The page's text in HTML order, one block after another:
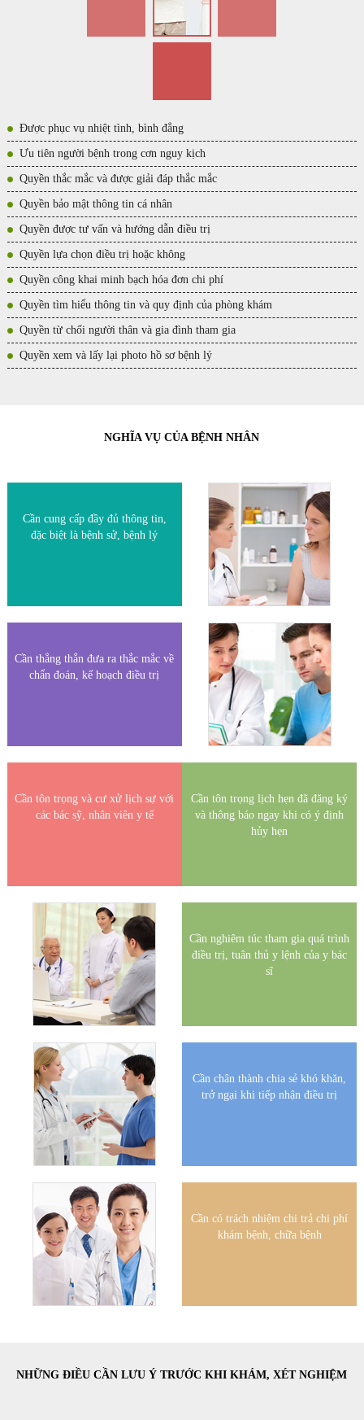
Được phục vụ nhiệt tình, bình đẳng
Ưu tiên người bệnh trong cơn nguy kịch
Quyền thắc mắc và được giải đáp thắc mắc
Quyền bảo mật thông tin cá nhân
Quyền được tư vấn và hướng dẫn điều trị
Quyền lựa chọn điều trị hoặc không
Quyền công khai minh bạch hóa đơn chi phí
Quyền tìm hiểu thông tin và quy định của phòng khám
Quyền từ chối người thân và gia đình tham gia
Quyền xem và lấy lại photo hồ sơ bệnh lý
NGHĨA VỤ CỦA BỆNH NHÂN
Cần cung cấp đầy đủ thông tin,
đặc biệt là bệnh sử, bệnh lý
Cần thẳng thắn đưa ra thắc mắc về
chẩn đoán, kế hoạch điều trị
Cần tôn trọng và cư xử lịch sự với
các bác sỹ, nhân viên y tế
Cần tôn trọng lịch hẹn đã đăng ký
và thông báo ngay khi có ý định
hủy hẹn
Cần nghiêm túc tham gia quá trình
điều trị, tuân thủ y lệnh của y bác
sĩ
Cần chân thành chia sẻ khó khăn,
trở ngại khi tiếp nhận điều trị
Cần có trách nhiệm chi trả chi phí
khám bệnh, chữa bệnh
NHỮNG ĐIỀU CẦN LƯU Ý TRƯỚC KHI KHÁM, XÉT NGHIỆM